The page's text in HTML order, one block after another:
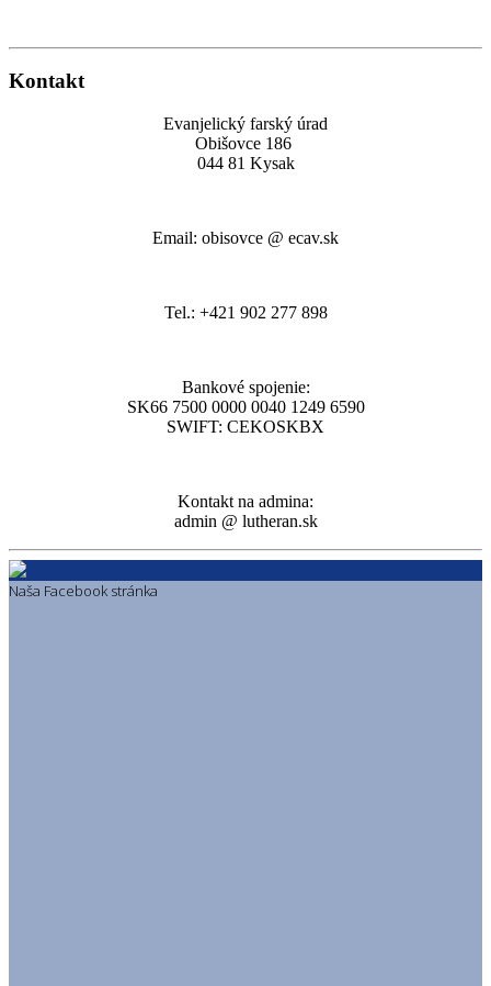
Kontakt
Evanjelický farský úrad
Obišovce 186
044 81 Kysak
Email: obisovce @ ecav.sk
Tel.: +421 902 277 898
Bankové spojenie:
SK66 7500 0000 0040 1249 6590
SWIFT: CEKOSKBX
Kontakt na admina:
admin @ lutheran.sk
Naša Facebook stránka